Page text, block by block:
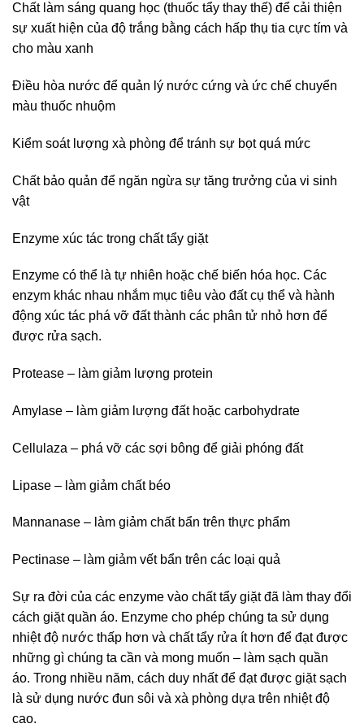
Chất làm sáng quang học (thuốc tẩy thay thế) để cải thiện
sự xuất hiện của độ trắng bằng cách hấp thụ tia cực tím và
cho màu xanh
Điều hòa nước để quản lý nước cứng và ức chế chuyển
màu thuốc nhuộm
Kiểm soát lượng xà phòng để tránh sự bọt quá mức
Chất bảo quản để ngăn ngừa sự tăng trưởng của vi sinh
vật
Enzyme xúc tác trong chất tẩy giặt
Enzyme có thể là tự nhiên hoặc chế biến hóa học. Các
enzym khác nhau nhắm mục tiêu vào đất cụ thể và hành
động xúc tác phá vỡ đất thành các phân tử nhỏ hơn để
được rửa sạch.
Protease – làm giảm lượng protein
Amylase – làm giảm lượng đất hoặc carbohydrate
Cellulaza – phá vỡ các sợi bông để giải phóng đất
Lipase – làm giảm chất béo
Mannanase – làm giảm chất bẩn trên thực phẩm
Pectinase – làm giảm vết bẩn trên các loại quả
Sự ra đời của các enzyme vào chất tẩy giặt đã làm thay đổi
cách giặt quần áo. Enzyme cho phép chúng ta sử dụng
nhiệt độ nước thấp hơn và chất tẩy rửa ít hơn để đạt được
những gì chúng ta cần và mong muốn – làm sạch quần
áo. Trong nhiều năm, cách duy nhất để đạt được giặt sạch
là sử dụng nước đun sôi và xà phòng dựa trên nhiệt độ
cao.